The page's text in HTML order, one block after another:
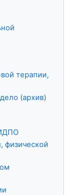
терапии,
(архив)
физической